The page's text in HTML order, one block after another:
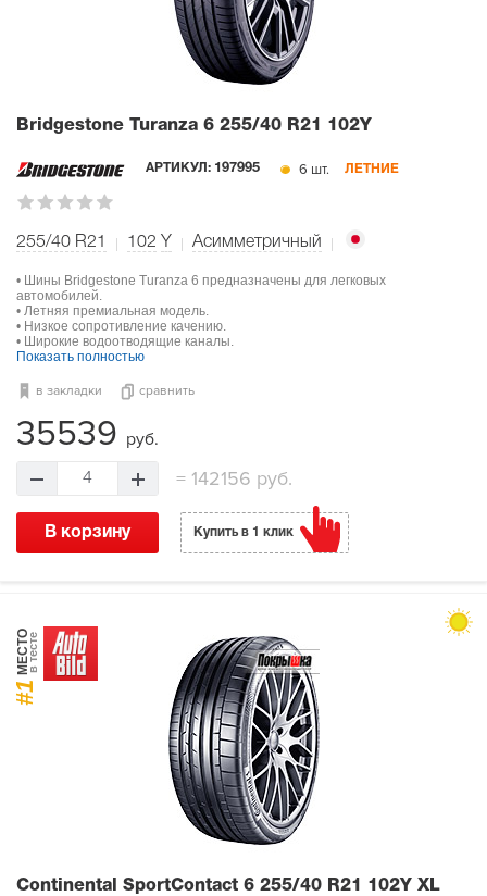
Bridgestone Turanza 6 255/40 R21 102Y
АРТИКУЛ: 197995 6 шт. ЛЕТНИЕ
255/40 R21 102 Y Асимметричный
• Шины Bridgestone Turanza 6 предназначены для легковых
автомобилей.
• Летняя премиальная модель.
• Низкое сопротивление качению.
• Широкие водоотводящие каналы.
Показать полностью
в закладки сравнить
35539 руб.
4 = 142156 руб.
В корзину Купить в 1 клик
#1
МЕСТОв тесте
Continental SportContact 6 255/40 R21 102Y XL